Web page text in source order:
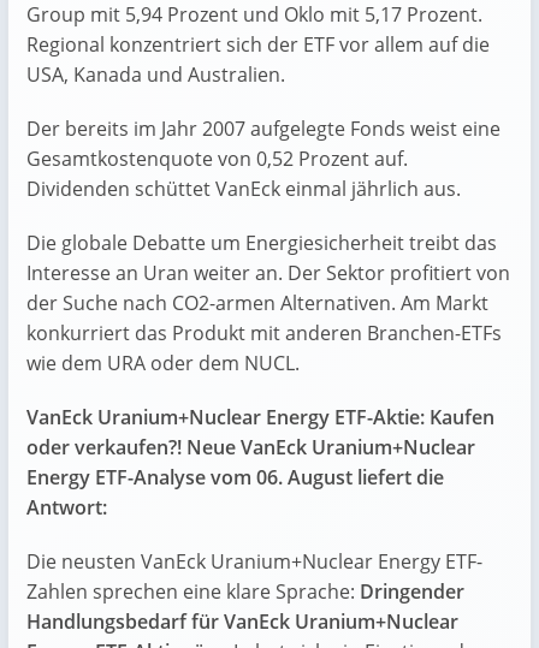
Group mit 5,94 Prozent und Oklo mit 5,17 Prozent.
Regional konzentriert sich der ETF vor allem auf die
USA, Kanada und Australien.
Der bereits im Jahr 2007 aufgelegte Fonds weist eine
Gesamtkostenquote von 0,52 Prozent auf.
Dividenden schüttet VanEck einmal jährlich aus.
Die globale Debatte um Energiesicherheit treibt das
Interesse an Uran weiter an. Der Sektor profitiert von
der Suche nach CO2-armen Alternativen. Am Markt
konkurriert das Produkt mit anderen Branchen-ETFs
wie dem URA oder dem NUCL.
VanEck Uranium+Nuclear Energy ETF-Aktie: Kaufen
oder verkaufen?! Neue VanEck Uranium+Nuclear
Energy ETF-Analyse vom 06. August liefert die
Antwort:
Die neusten VanEck Uranium+Nuclear Energy ETF-
Zahlen sprechen eine klare Sprache: Dringender
Handlungsbedarf für VanEck Uranium+Nuclear